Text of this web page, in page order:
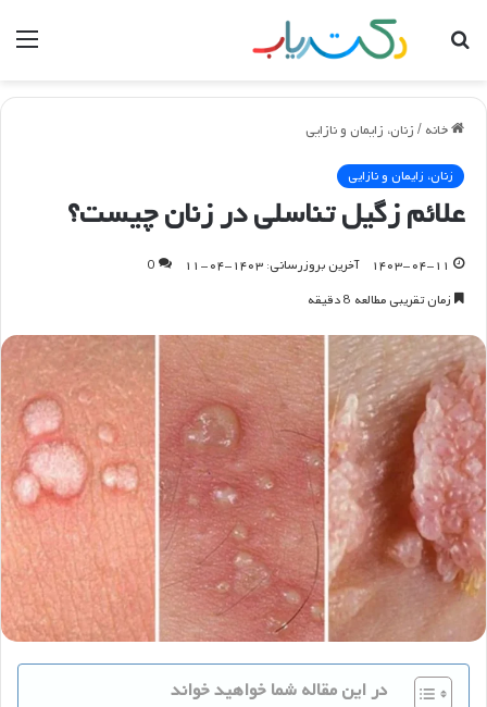
جستجو
خانه / زنان، زایمان و نازایی
زنان، زایمان و نازایی
علائم زگیل تناسلی در زنان چیست؟
۱۴۰۳-۰۴-۱۱ آخرین بروزرسانی: ۱۴۰۳-۰۴-۱۱
0
زمان تقریبی مطالعه 8 دقیقه
در این مقاله شما خواهید خواند